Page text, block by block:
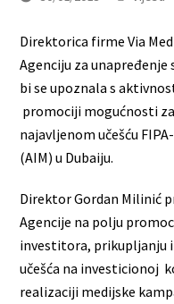
Direktorica firme Via
Agenciju za
bi se upoznala s
promociji mogućnosti
najavljenom učešću
(AIM) u Dubaiju.
Direktor Gordan Milinić
Agencije na polju
investitora, prikupljanju
učešća na investicionoj
realizaciji medijske